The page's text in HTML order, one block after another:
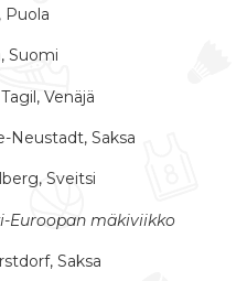
Puola
Suomi
Venäjä
Neustadt, Saksa
Sveitsi
Euroopan mäkiviikko
Saksa